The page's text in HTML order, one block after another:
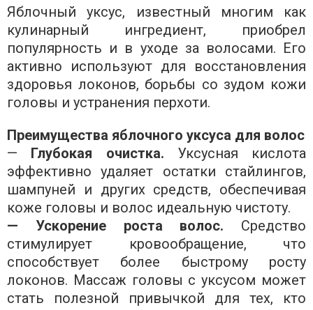
Яблочный уксус, известный многим как
кулинарный ингредиент, приобрел
популярность и в уходе за волосами. Его
активно используют для восстановления
здоровья локонов, борьбы со зудом кожи
головы и устранения перхоти.
Преимущества яблочного уксуса для волос
— Глубокая очистка. Уксусная кислота
эффективно удаляет остатки стайлингов,
шампуней и других средств, обеспечивая
коже головы и волос идеальную чистоту.
— Ускорение роста волос. Средство
стимулирует кровообращение, что
способствует более быстрому росту
локонов. Массаж головы с уксусом может
стать полезной привычкой для тех, кто